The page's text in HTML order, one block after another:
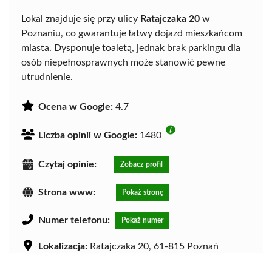
Lokal znajduje się przy ulicy Ratajczaka 20 w
Poznaniu, co gwarantuje łatwy dojazd mieszkańcom
miasta. Dysponuje toaletą, jednak brak parkingu dla
osób niepełnosprawnych może stanowić pewne
utrudnienie.
Ocena w Google: 4.7
Liczba opinii w Google: 1480
Czytaj opinie: Zobacz profil
Strona www: Pokaż stronę
Numer telefonu: Pokaż numer
Lokalizacja: Ratajczaka 20, 61-815 Poznań